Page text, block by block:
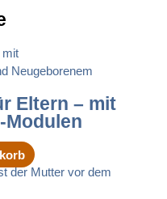
Eltern – mit
Modulen